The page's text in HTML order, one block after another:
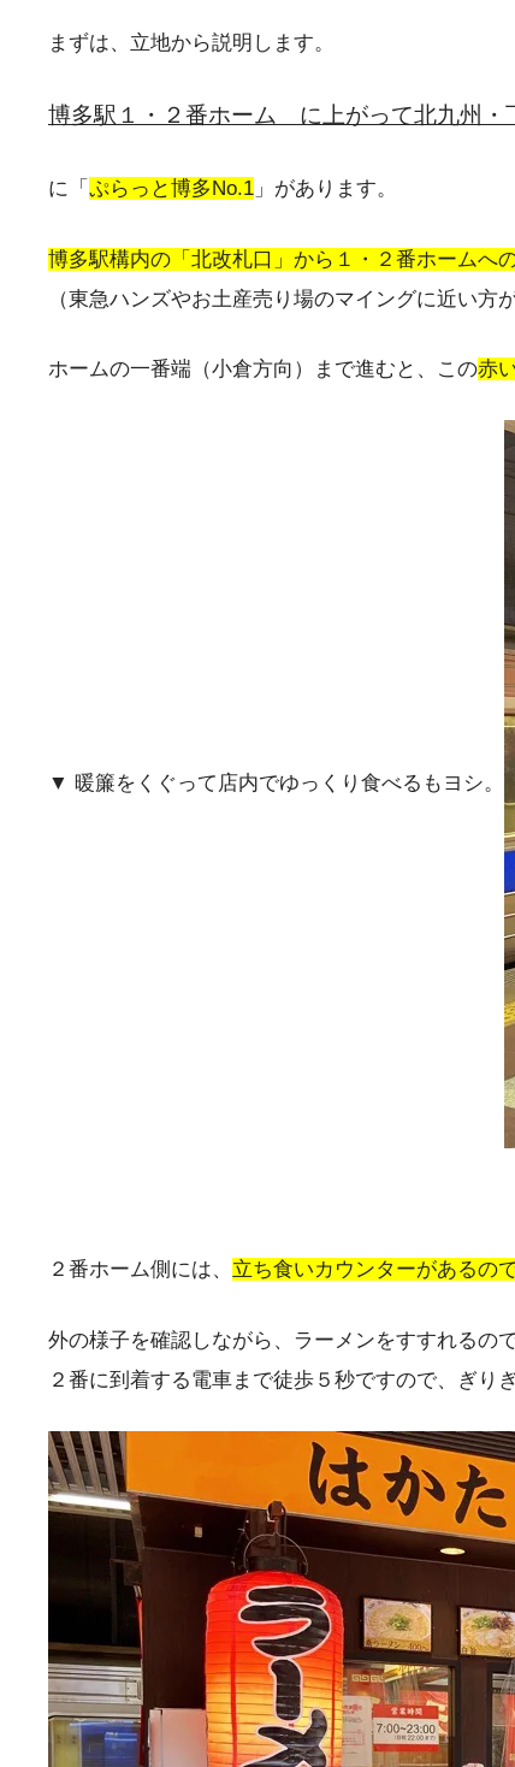
まずは、立地から説明します。
博多駅１・２番ホーム に上がって北九州・
に「 ぷらっと博多No.1 」があります。
博多駅構内の「北改札口」から１・２番ホームへ
（東急ハンズやお土産売り場のマイングに近い方
ホームの一番端（小倉方向）まで進むと、この赤
▼ 暖簾をくぐって店内でゆっくり食べるもヨシ。
２番ホーム側には、 立ち食いカウンターがあるの
外の様子を確認しながら、ラーメンをすすれるの
２番に到着する電車まで徒歩５秒ですので、ぎり